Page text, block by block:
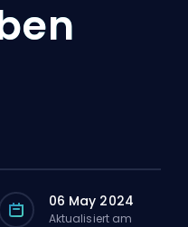
06 May 2024
Aktualisiert am